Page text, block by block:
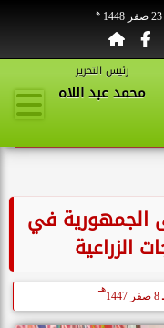
23 صفر 1448 هـ
رئيس التحرير
محمد عبد اللاه
الجمهورية في
الزراعية
8 صفر 1447
هـ